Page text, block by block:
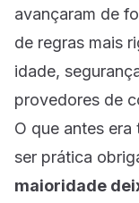
avançaram de
de regras mais
idade,
provedores de
O que antes
ser prática
maioridade